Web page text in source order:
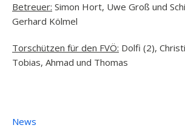
Betreuer: Simon Hort, Uwe Groß und
Gerhard Kölmel
Torschützen für den FVÖ: Dolfi (2),
Tobias, Ahmad und Thomas
News